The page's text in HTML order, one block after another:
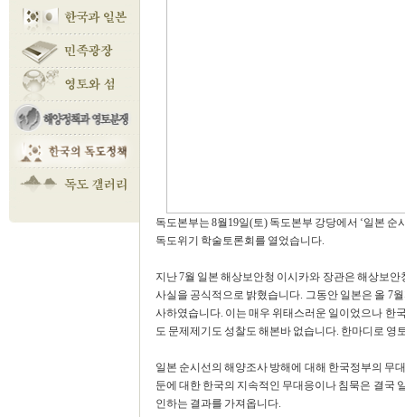
독도본부는 8월19일(토) 독도본부 강당에서 ‘일본
독도위기 학술토론회를 열었습니다.
지난 7월 일본 해상보안청 이시카와 장관은 해상보
사실을 공식적으로 밝혔습니다. 그동안 일본은 올 7
사하였습니다. 이는 매우 위태스러운 일이었으나 한
도 문제제기도 성찰도 해본바 없습니다. 한마디로 영
일본 순시선의 해양조사 방해에 대해 한국정부의 무
둔에 대한 한국의 지속적인 무대응이나 침묵은 결국
인하는 결과를 가져옵니다.